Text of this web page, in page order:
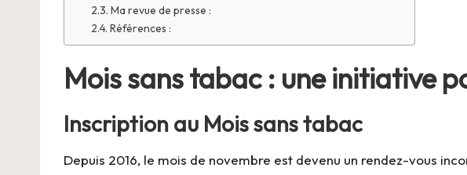
Ma revue de presse :
Références :
Mois sans tabac : une initiative
Inscription au Mois sans tabac
Depuis 2016, le mois de novembre est devenu un rendez-vous